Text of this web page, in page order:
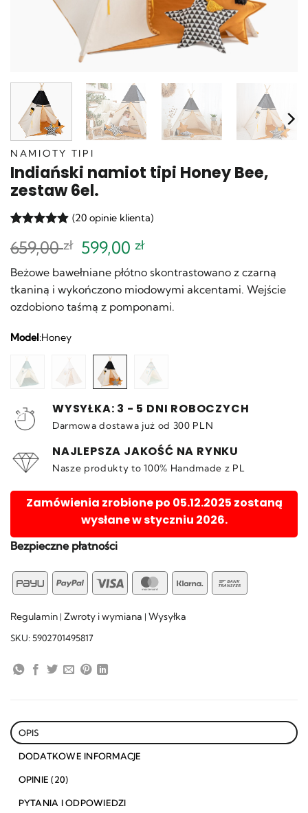
NAMIOTY TIPI
Indiański namiot tipi Honey Bee,
zestaw 6el.
4.9na 5
podstawie
klientów
(20 opinie klienta)
659,00zł
Pierwotna
cena
wynosiła:
659,00 zł.
599,00złAktualna
cena
wynosi:
599,00 zł.
Beżowe bawełniane płótno skontrastowano z czarną
tkaniną i wykończono miodowymi akcentami. Wejście
ozdobiono taśmą z pomponami.
Model :Honey
WYSYŁKA: 3 - 5 DNI ROBOCZYCH
Darmowa dostawa już od 300 PLN
NAJLEPSZA JAKOŚĆ NA RYNKU
Nasze produkty to 100% Handmade z PL
Zamówienia zrobione po 05.12.2025 zostaną
wysłane w styczniu 2026.
Bezpieczne płatności
PayU PayPal Visa MasterCardKlarna
Transfer
Regulamin | Zwroty i wymiana | Wysyłka
SKU: 5902701495817
OPIS
DODATKOWE INFORMACJE
OPINIE (20)
PYTANIA I ODPOWIEDZI